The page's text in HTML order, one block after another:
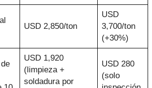
USD 2,850/ton
USD
3,700/ton
(+30%)
USD 1,920
(limpieza +
soldadura por
USD 280
(solo